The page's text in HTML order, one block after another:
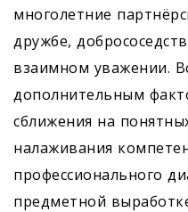
многолетние
дружбе,
взаимном уважении.
дополнительным
сближения на
налаживания
профессионального
предметной